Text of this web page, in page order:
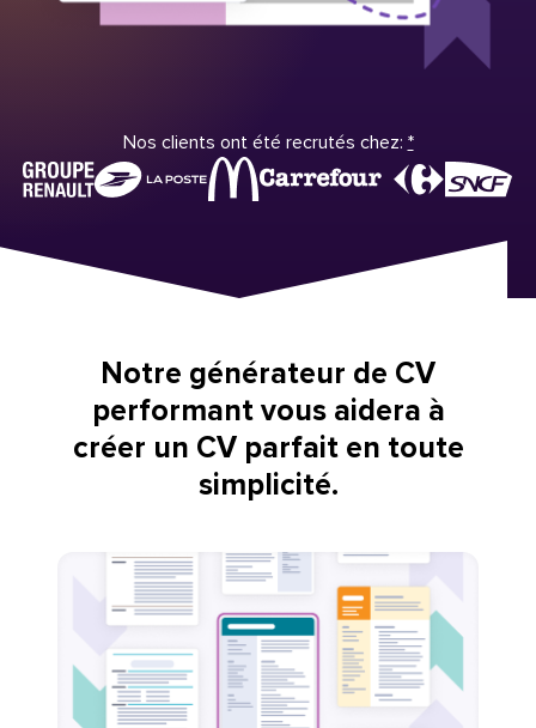
Nos clients ont été recrutés chez: *
Notre générateur de CV
performant vous aidera à
créer un CV parfait en toute
simplicité.